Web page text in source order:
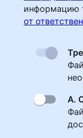
информацию
от
А.